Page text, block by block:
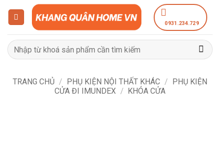
dung
0931.234.729
Tìm
kiếm:
TRANG CHỦ / PHỤ KIỆN NỘI THẤT KHÁC / PHỤ KIỆN
CỬA ĐI IMUNDEX / KHÓA CỬA